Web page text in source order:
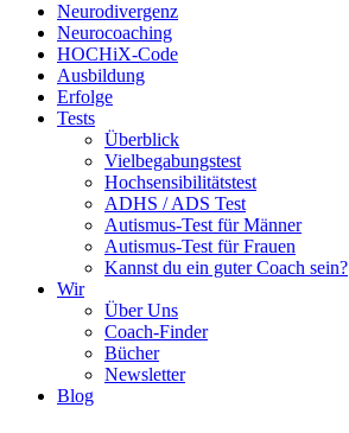
Neurodivergenz
Neurocoaching
HOCHiX-Code
Ausbildung
Erfolge
Tests
Überblick
Vielbegabungstest
Hochsensibilitätstest
ADHS / ADS Test
Autismus-Test für Männer
Autismus-Test für Frauen
Kannst du ein guter Coach sein?
Wir
Über Uns
Coach-Finder
Bücher
Newsletter
Blog